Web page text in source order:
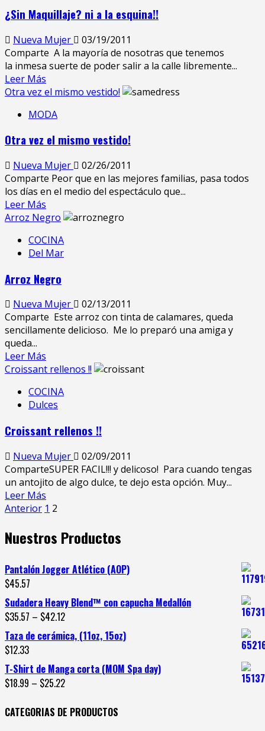
¿Sin Maquillaje? ni a la esquina!!
Nueva Mujer
03/19/2011
Comparte A la mayoría de nosotras que tenemos
la inmesa suerte de poder salir a la calle libremente...
Leer Más
Otra vez el mismo vestido!
MODA
Otra vez el mismo vestido!
Nueva Mujer
02/26/2011
Comparte Peor que en las mejores familias, pasa todos
los días en el medio del espectáculo que...
Leer Más
Arroz Negro
COCINA
Del Mar
Arroz Negro
Nueva Mujer
02/13/2011
Comparte Este arroz con tinta de calamares, queda
sencillamente delicioso. Me lo preparó una amiga y
queda...
Leer Más
Croissant rellenos !!
COCINA
Dulces
Croissant rellenos !!
Nueva Mujer
02/09/2011
ComparteSUPER FACIL!!! y delicoso! Para cuando tengas
un antojito de algo dulce, te dejo esta opción. Muy...
Leer Más
Anterior 1 2
Nuestros Productos
Pantalón Jogger Atlético (AOP)
$45.57
Sudadera Heavy Blend™ con capucha Medallón
$35.57 – $42.12
Taza de cerámica, (11oz, 15oz)
$12.33
T-Shirt de Manga corta (MOM Spa day)
$18.99 – $25.22
CATEGORIAS DE PRODUCTOS